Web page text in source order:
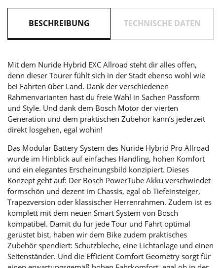
BESCHREIBUNG TECHNISCHE DATEN
Mit dem Nuride Hybrid EXC Allroad steht dir alles offen,
denn dieser Tourer fühlt sich in der Stadt ebenso wohl wie
bei Fahrten über Land. Dank der verschiedenen
Rahmenvarianten hast du freie Wahl in Sachen Passform
und Style. Und dank dem Bosch Motor der vierten
Generation und dem praktischen Zubehör kann’s jederzeit
direkt losgehen, egal wohin!
Das Modular Battery System des Nuride Hybrid Pro Allroad
wurde im Hinblick auf einfaches Handling, hohen Komfort
und ein elegantes Erscheinungsbild konzipiert. Dieses
Konzept geht auf: Der Bosch PowerTube Akku verschwindet
formschön und dezent im Chassis, egal ob Tiefeinsteiger,
Trapezversion oder klassischer Herrenrahmen. Zudem ist es
komplett mit dem neuen Smart System von Bosch
kompatibel. Damit du für jede Tour und Fahrt optimal
gerüstet bist, haben wir dem Bike zudem praktisches
Zubehör spendiert: Schutzbleche, eine Lichtanlage und einen
Seitenständer. Und die Efficient Comfort Geometry sorgt für